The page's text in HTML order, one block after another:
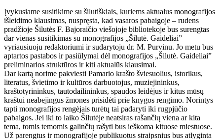
Įvykusiame susitikime su šilutiškiais, kuriems aktualus monografijos
išleidimo klausimas, nuspręsta, kad vasaros pabaigoje – rudens
pradžioje Šilutės F. Bajoraičio viešojoje bibliotekoje bus surengtas
dar vienas susitikimas su monografijos „Šilutė. Gaideliai”
vyriausiuoju redaktoriumi ir sudarytoju dr. M. Purvinu. Jo metu bus
aptartos pastabos ir pasiūlymai dėl monografijos „Šilutė. Gaideliai”
preliminarios struktūros ir kiti aktualūs klausimai.
Dar kartą norime pakviesti Pamario krašto šviesuolius, istorikus,
literatus, švietimo ir kultūros darbuotojus, muziejininkus,
kraštotyrininkus, tautodailininkus, spaudos leidėjus ir kitus mūsų
kraštui neabejingus žmones prisidėti prie knygos rengimo. Norintys
tapti monografijos rengėjais turėtų tai padaryti iki rugpjūčio
pabaigos. Jei iki to laiko Šilutėje neatsiras rašančių viena ar kita
tema, tomis temomis galinčių rašyti bus ieškoma kituose miestuose.
Už parengtus ir monografijoje publikuotus straipsnius bus atlyginta